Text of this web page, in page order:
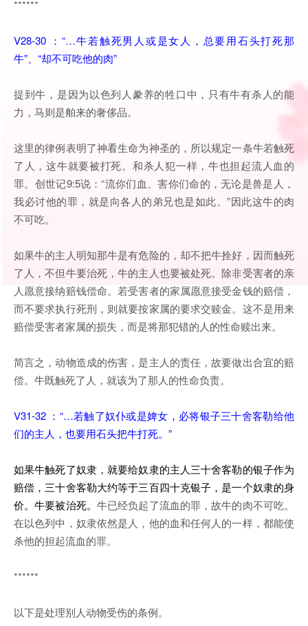
******
V28-30 ：“…牛若触死男人或是女人，总要用石头打死那
牛”、“却不可吃他的肉”
提到牛，是因为以色列人豢养的牲口中，只有牛有杀人的能
力，马则是舶来的奢侈品。
这里的律例表明了神看生命为神圣的，所以规定一条牛若触死
了人，这牛就要被打死。和杀人犯一样，牛也担起流人血的
罪。创世记9:5说：“流你们血、害你们命的，无论是兽是人，
我必讨他的罪，就是向各人的弟兄也是如此。”因此这牛的肉
不可吃。
如果牛的主人明知那牛是有危险的，却不把牛拴好，因而触死
了人，不但牛要治死，牛的主人也要被处死。除非受害者的亲
人愿意接纳赔钱偿命。若受害者的家属愿意接受金钱的赔偿，
而不要求执行死刑，则就要按家属的要求交赎金。这不是用来
赔偿受害者家属的损失，而是将那犯错的人的性命赎出来。
简言之，动物造成的伤害，是主人的责任，故要做出合宜的赔
偿。牛既触死了人，就该为了那人的性命负责。
V31-32 ：“…若触了奴仆或是婢女，必将银子三十舍客勒给他
们的主人，也要用石头把牛打死。”
如果牛触死了奴隶，就要给奴隶的主人三十舍客勒的银子作为
赔偿，三十舍客勒大约等于三百四十克银子，是一个奴隶的身
价。牛要被治死。 牛已经负起了流血的罪，故牛的肉不可吃。
在以色列中，奴隶依然是人，他的血和任何人的一样，都能使
杀他的担起流血的罪。
******
以下是处理别人动物受伤的条例。